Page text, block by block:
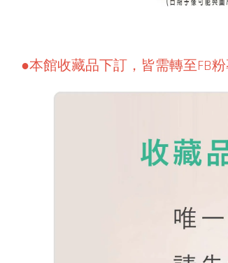
●本館收藏品下訂，皆需轉至FB